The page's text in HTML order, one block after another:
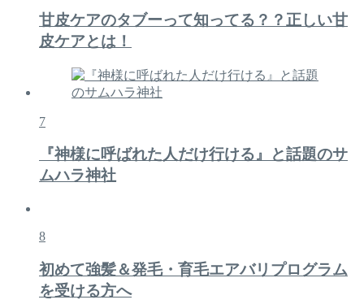
甘皮ケアのタブーって知ってる？？正しい甘
皮ケアとは！
7
『神様に呼ばれた人だけ行ける』と話題のサ
ムハラ神社
8
初めて強髪＆発毛・育毛エアバリプログラム
を受ける方へ